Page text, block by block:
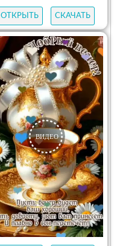
ОТКРЫТЬ СКАЧАТЬ